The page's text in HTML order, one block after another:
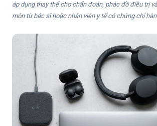
áp dụng thay thế cho chẩn đoán, phác đồ điều trị
môn từ bác sĩ hoặc nhân viên y tế có chứng chỉ